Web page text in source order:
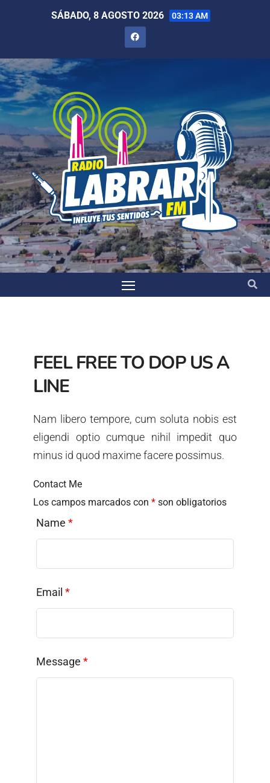
SÁBADO, 8 AGOSTO 2026 03:13 AM
FEEL FREE TO DOP US A
LINE
Nam libero tempore, cum soluta nobis est
eligendi optio cumque nihil impedit quo
minus id quod maxime facere possimus.
Contact Me
Los campos marcados con * son obligatorios
Name *
Email *
Message *